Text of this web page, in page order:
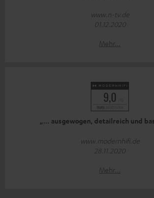
www.n-tv.de
01.12.2020
Mehr...
„… ausgewogen, detailreich und
www.modernhifi.de
28.11.2020
Mehr...